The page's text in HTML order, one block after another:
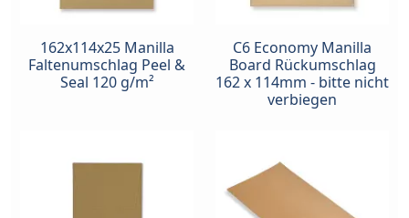
162x114x25 Manilla
Faltenumschlag Peel &
Seal 120 g/m²
C6 Economy Manilla
Board Rückumschlag
162 x 114mm - bitte nicht
verbiegen